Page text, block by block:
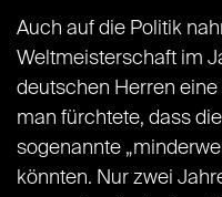
Auch auf die Politik
Weltmeisterschaft im
deutschen Herren eine
man fürchtete, dass
sogenannte
könnten. Nur zwei